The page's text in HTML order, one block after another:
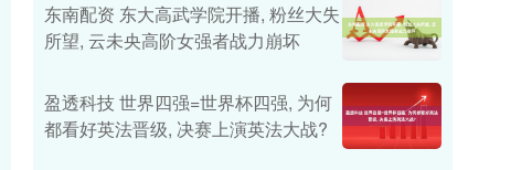
东南配资 东大高武学院开播, 粉丝大失
所望, 云未央高阶女强者战力崩坏
盈透科技 世界四强=世界杯四强, 为何
都看好英法晋级, 决赛上演英法大战?